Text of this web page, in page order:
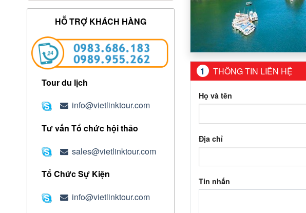
HỖ TRỢ KHÁCH HÀNG
Tour du lịch
info@vietlinktour.com
Tư vấn Tổ chức hội thảo
sales@vietlinktour.com
Tổ Chức Sự Kiện
info@vietlinktour.com
1 THÔNG TIN LIÊN HỆ
Họ và tên
Địa chỉ
Tin nhắn